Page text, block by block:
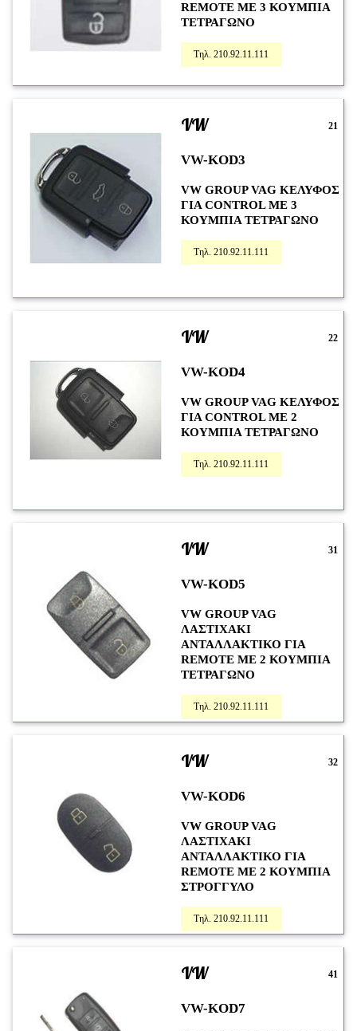
REMOTE ME 3 ΚΟΥΜΠΙΑ
ΤΕΤΡΑΓΩΝΟ
Τηλ. 210.92.11.111
VW
VW-KOD3
VW GROUP VAG ΚΕΛΥΦΟΣ
ΓΙΑ CONTROL ME 3
ΚΟΥΜΠΙΑ ΤΕΤΡΑΓΩΝΟ
Τηλ. 210.92.11.111
21
VW
VW-KOD4
VW GROUP VAG ΚΕΛΥΦΟΣ
ΓΙΑ CONTROL ME 2
ΚΟΥΜΠΙΑ ΤΕΤΡΑΓΩΝΟ
Τηλ. 210.92.11.111
22
VW
VW-KOD5
VW GROUP VAG
ΛΑΣΤΙΧΑΚΙ
ΑΝΤΑΛΛΑΚΤΙΚΟ ΓΙΑ
REMOTE ME 2 ΚΟΥΜΠΙΑ
ΤΕΤΡΑΓΩΝΟ
Τηλ. 210.92.11.111
31
VW
VW-KOD6
VW GROUP VAG
ΛΑΣΤΙΧΑΚΙ
ΑΝΤΑΛΛΑΚΤΙΚΟ ΓΙΑ
REMOTE ME 2 ΚΟΥΜΠΙΑ
ΣΤΡΟΓΓΥΛΟ
Τηλ. 210.92.11.111
32
VW
VW-KOD7
41